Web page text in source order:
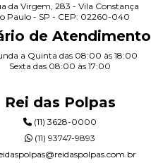
da Virgem, 283 - Vila Constança
Paulo - SP - CEP: 02260-040
de Atendimento
a Quinta das 08:00 às 18:00
Sexta das 08:00 às 17:00
Rei das Polpas
(11) 3628-0000
(11) 93747-9893